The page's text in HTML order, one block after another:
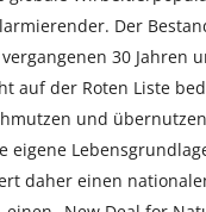
Der
30
auf der Roten Liste
und
daher einen